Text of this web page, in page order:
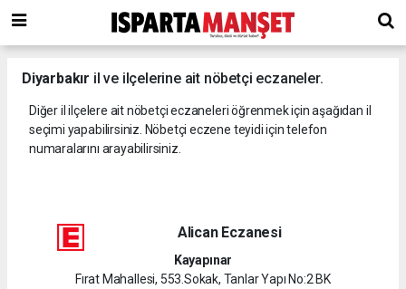
Diyarbakır il ve ilçelerine ait nöbetçi eczaneler.
Diğer il ilçelere ait nöbetçi eczaneleri öğrenmek için aşağıdan il
seçimi yapabilirsiniz. Nöbetçi eczene teyidi için telefon
numaralarını arayabilirsiniz.
Alican Eczanesi
Kayapınar
Fırat Mahallesi, 553.Sokak, Tanlar Yapı No:2 BK